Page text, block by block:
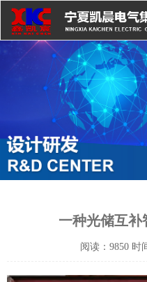
一种光储互补
阅读：9850 时